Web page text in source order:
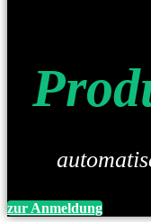
zur Anmeldung